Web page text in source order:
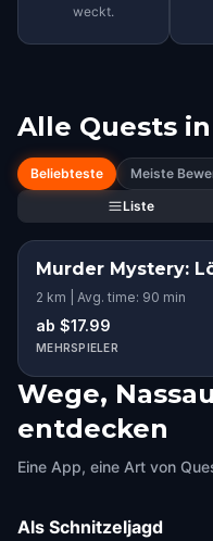
weckt.
Alle Quests in
Beliebteste Meiste
Liste
Murder Mystery:
2 km | Avg. time: 90 min
ab $17.99
MEHRSPIELER
Wege,
entdecken
Eine App, eine Art von
Als Schnitzeljagd